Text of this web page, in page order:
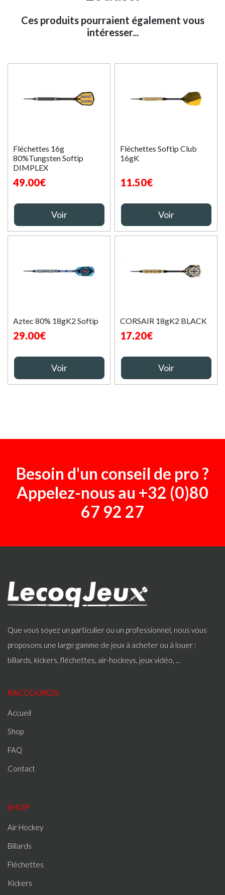
Ces produits pourraient également vous
intéresser...
Fléchettes 16g
80%Tungsten Softip
DIMPLEX
49.00€
Voir
Fléchettes Softip Club
16gK
11.50€
Voir
Aztec 80% 18gK2 Softip
29.00€
Voir
CORSAIR 18gK2 BLACK
17.20€
Voir
Besoin d'un conseil de pro ?
Appelez-nous au +32 (0)80
67 92 27
Que vous soyez un particulier ou un professionnel, nous vous
proposons une large gamme de jeux à acheter ou à louer :
billards, kickers, fléchettes, air-hockeys, jeux vidéo, ...
RACCOURCIS
Accueil
Shop
FAQ
Contact
SHOP
Air Hockey
Billards
Fléchettes
Kickers